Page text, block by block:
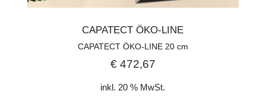
CAPATECT ÖKO-LINE
CAPATECT ÖKO-LINE 20 cm
€472,67
inkl. 20 % MwSt.